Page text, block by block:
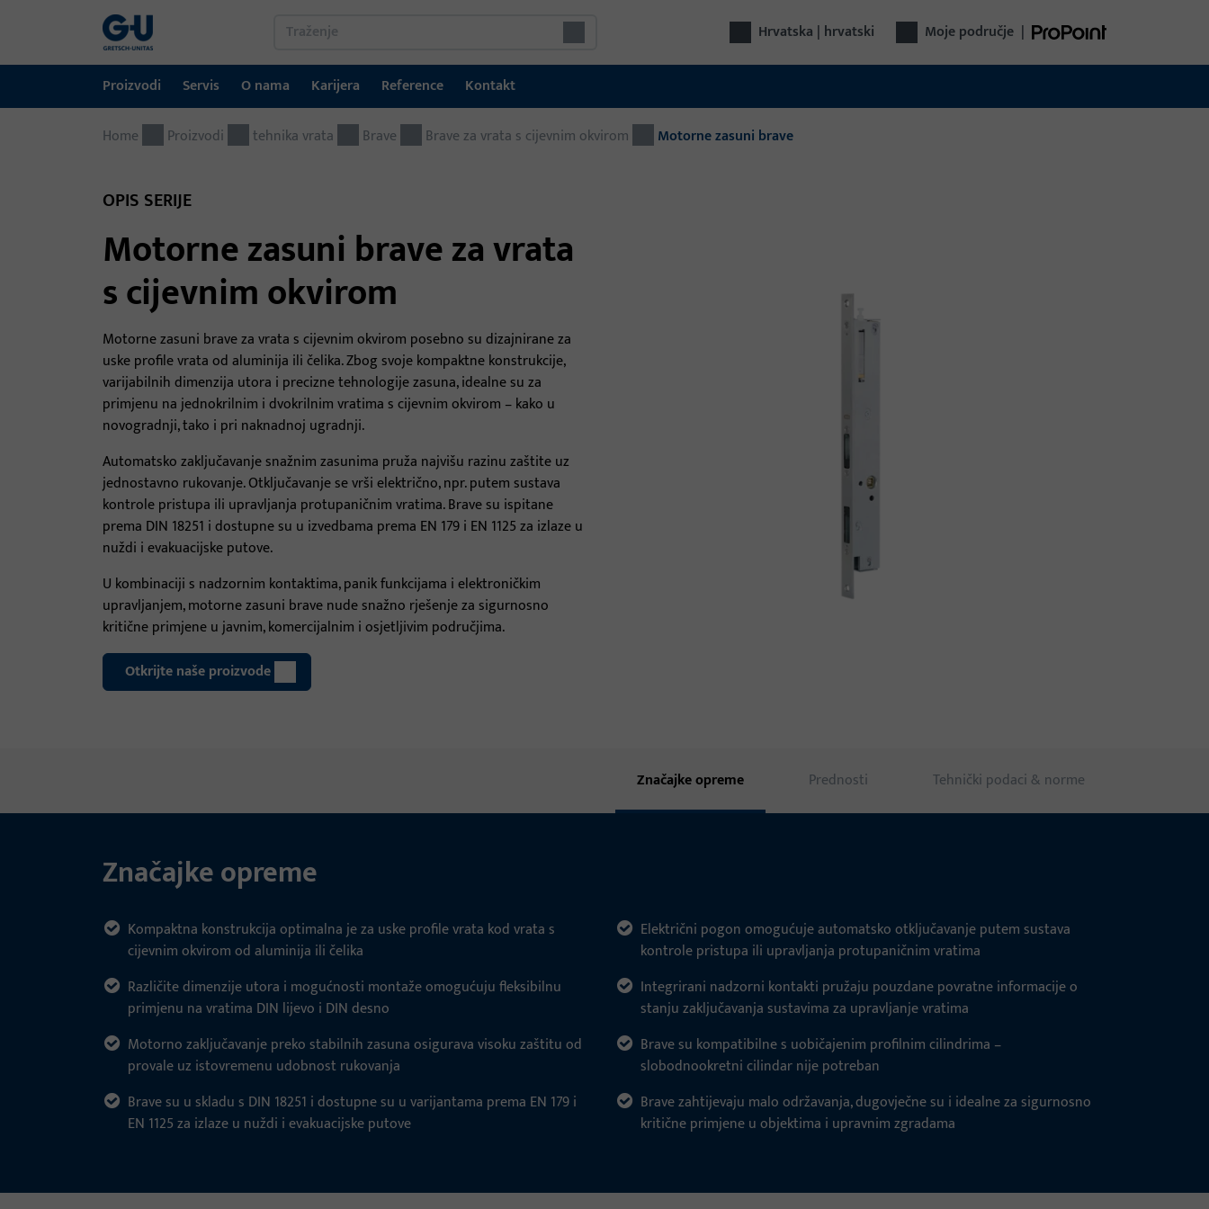
Hrvatska | hrvatski Moje područje |
Proizvodi
Proizvodi
Automatski ulazni sustavi
Montažni materijal
tehnika vrata
Brave
Okovi za vrata
Vrata zatvarač
Vratare
Servis
Servis
O nama
O nama
Karijera
Karijera
Reference
Reference
Kontakt
Kontakt
Home Proizvodi tehnika vrata Brave Brave za vrata s cijevnim okvirom Motorne zasuni brave
OPIS SERIJE
Motorne zasuni brave za vrata
s cijevnim okvirom
Motorne zasuni brave za vrata s cijevnim okvirom posebno su dizajnirane za
uske profile vrata od aluminija ili čelika. Zbog svoje kompaktne konstrukcije,
varijabilnih dimenzija utora i precizne tehnologije zasuna, idealne su za
primjenu na jednokrilnim i dvokrilnim vratima s cijevnim okvirom – kako u
novogradnji, tako i pri naknadnoj ugradnji.
Automatsko zaključavanje snažnim zasunima pruža najvišu razinu zaštite uz
jednostavno rukovanje. Otključavanje se vrši električno, npr. putem sustava
kontrole pristupa ili upravljanja protupaničnim vratima. Brave su ispitane
prema DIN 18251 i dostupne su u izvedbama prema EN 179 i EN 1125 za izlaze u
nuždi i evakuacijske putove.
U kombinaciji s nadzornim kontaktima, panik funkcijama i elektroničkim
upravljanjem, motorne zasuni brave nude snažno rješenje za sigurnosno
kritične primjene u javnim, komercijalnim i osjetljivim područjima.
Otkrijte naše proizvode
Značajke opreme Prednosti Tehnički podaci & norme
Značajke opreme
Kompaktna konstrukcija optimalna je za uske profile vrata kod vrata s
cijevnim okvirom od aluminija ili čelika
Različite dimenzije utora i mogućnosti montaže omogućuju fleksibilnu
primjenu na vratima DIN lijevo i DIN desno
Motorno zaključavanje preko stabilnih zasuna osigurava visoku zaštitu od
provale uz istovremenu udobnost rukovanja
Brave su u skladu s DIN 18251 i dostupne su u varijantama prema EN 179 i
EN 1125 za izlaze u nuždi i evakuacijske putove
Električni pogon omogućuje automatsko otključavanje putem sustava
kontrole pristupa ili upravljanja protupaničnim vratima
Integrirani nadzorni kontakti pružaju pouzdane povratne informacije o
stanju zaključavanja sustavima za upravljanje vratima
Brave su kompatibilne s uobičajenim profilnim cilindrima –
slobodnookretni cilindar nije potreban
Brave zahtijevaju malo održavanja, dugovječne su i idealne za sigurnosno
kritične primjene u objektima i upravnim zgradama